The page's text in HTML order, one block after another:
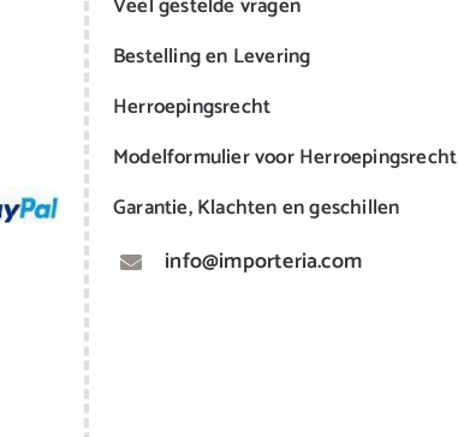
Bestelling en Levering
Herroepingsrecht
Modelformulier voor Herroepingsrecht
Garantie, Klachten en geschillen
info@importeria.com